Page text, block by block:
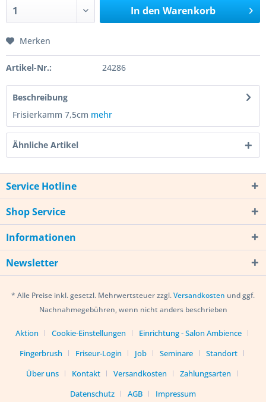
In den Warenkorb
Merken
Artikel-Nr.: 24286
Beschreibung
Frisierkamm 7,5cm mehr
Ähnliche Artikel
Service Hotline
Shop Service
Informationen
Newsletter
* Alle Preise inkl. gesetzl. Mehrwertsteuer zzgl.Versandkosten und ggf.
Nachnahmegebühren, wenn nicht anders beschrieben
Aktion Cookie-Einstellungen
Einrichtung - Salon Ambience
Fingerbrush
Friseur-Login Job Seminare
Standort
Über uns
Kontakt Versandkosten
Zahlungsarten
Datenschutz
AGB Impressum